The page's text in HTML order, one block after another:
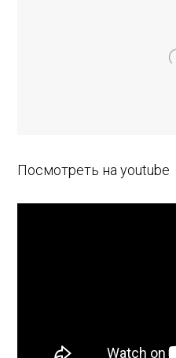
Посмотреть на youtube